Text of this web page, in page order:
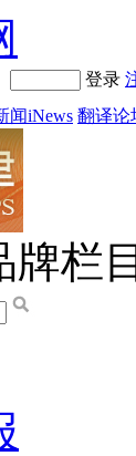
登录
闻iNews 翻译论
牌栏